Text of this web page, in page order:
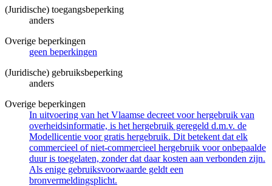
(Juridische) toegangsbeperking
anders
Overige beperkingen
geen beperkingen
(Juridische) gebruiksbeperking
anders
Overige beperkingen
In uitvoering van het Vlaamse decreet voor hergebruik van
overheidsinformatie, is het hergebruik geregeld d.m.v. de
Modellicentie voor gratis hergebruik. Dit betekent dat elk
commercieel of niet-commercieel hergebruik voor onbepaalde
duur is toegelaten, zonder dat daar kosten aan verbonden zijn.
Als enige gebruiksvoorwaarde geldt een
bronvermeldingsplicht.